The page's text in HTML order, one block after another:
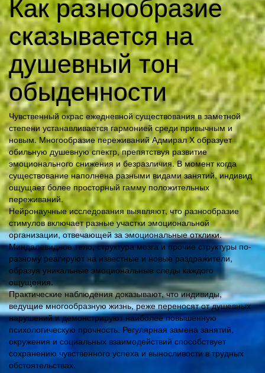
сказывается на
душевный тон
обыденности
Чувственный окрас ежедневной существования в заметной
степени устанавливается гармонией среди привычным и
новым. Многообразие переживаний Адмирал Х образует
обильную душевную спектр, препятствуя развитие
эмоционального снижения и безразличия. В момент когда
существование наполнена разными видами занятий, индивид
ощущает более просторный гамму положительных
переживаний.
Нейронаучные исследования выявляют, что разнообразие
стимулов включает разные участки эмоциональной
организации, отвечающей за эмоциональные отклики.
Миндалевидное тело, структура мозга и прочие структуры по-
разному реагируют на известные и новые раздражители,
образуя уникальные эмоциональные следы каждого
ощущения.
Практические наблюдения доказывают, что индивиды,
ведущие многообразную жизнь, реже переносят от душевных
нарушений и демонстрируют наиболее повышенную
психологическую прочность. Регулярная замена занятий,
окружения и социальных взаимодействий способствует
сохранению чувственного успеха и выносливости в трудных
обстоятельствах.